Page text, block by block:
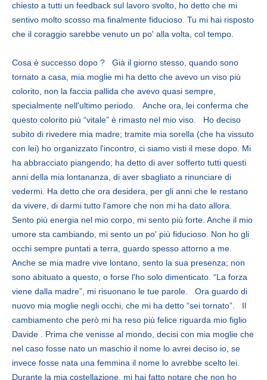
chiesto a tutti un feedback sul lavoro svolto, ho detto che mi
sentivo molto scosso ma finalmente fiducioso. Tu mi hai risposto
che il coraggio sarebbe venuto un po' alla volta, col tempo.
Cosa è successo dopo ? Già il giorno stesso, quando sono
tornato a casa, mia moglie mi ha detto che avevo un viso più
colorito, non la faccia pallida che avevo quasi sempre,
specialmente nell'ultimo periodo. Anche ora, lei conferma che
questo colorito più “vitale” è rimasto nel mio viso. Ho deciso
subito di rivedere mia madre; tramite mia sorella (che ha vissuto
con lei) ho organizzato l'incontro, ci siamo visti il mese dopo. Mi
ha abbracciato piangendo; ha detto di aver sofferto tutti questi
anni della mia lontananza, di aver sbagliato a rinunciare di
vedermi. Ha detto che ora desidera, per gli anni che le restano
da vivere, di darmi tutto l'amore che non mi ha dato allora.
Sento più energia nel mio corpo, mi sento più forte. Anche il mio
umore sta cambiando, mi sento un po' più fiducioso. Non ho gli
occhi sempre puntati a terra, guardo spesso attorno a me.
Anche se mia madre vive lontano, sento la sua presenza; non
sono abituato a questo, o forse l'ho solo dimenticato. “La forza
viene dalla madre”, mi risuonano le tue parole. Ora guardo di
nuovo mia moglie negli occhi, che mi ha detto “sei tornato”. Il
cambiamento che però mi ha reso più felice riguarda mio figlio
Davide . Prima che venisse al mondo, decisi con mia moglie che
nel caso fosse nato un maschio il nome lo avrei deciso io, se
invece fosse nata una femmina il nome lo avrebbe scelto lei.
Durante la mia costellazione, mi hai fatto notare che non ho